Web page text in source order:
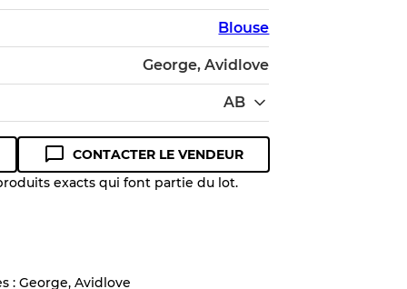
Blouse
George, Avidlove
AB
de qualité pour comprendre
avant l'achat.
CONTACTER LE VENDEUR
exacts qui font partie du lot.
: George, Avidlove